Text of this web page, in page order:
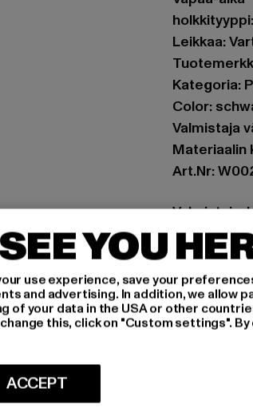
Leikkaa:
Kategoria:
Color:
Valmistaja
Materiaalin
Art.Nr:
Valmistaja:
VIA
HOITO-
YOU
use experience, save your
and advertising. In addition, we allow
of your data in the USA or other
this, click on "Custom settings".
ACCEPT